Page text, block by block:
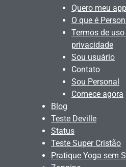
Quero meu app
O que é
Termos de
privacidade
Sou usuário
Contato
Sou Personal
Comece agora
Blog
Teste Deville
Status
Teste Super Cristão
Pratique Yoga sem